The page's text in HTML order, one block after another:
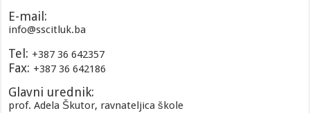
E-mail:
info@sscitluk.ba
Tel: +387 36 642357
Fax: +387 36 642186
Glavni urednik:
prof. Adela Škutor, ravnateljica škole